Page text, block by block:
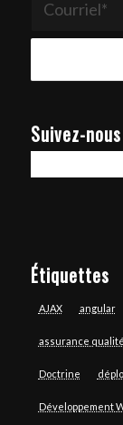
Suivez-
Étiquettes
AJAX angular
assurance qualité
Doctrine
Développement